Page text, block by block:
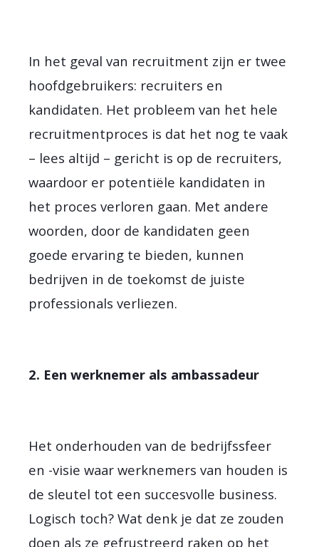
In het geval van recruitment zijn er twee
hoofdgebruikers: recruiters en
kandidaten. Het probleem van het hele
recruitmentproces is dat het nog te vaak
– lees altijd – gericht is op de recruiters,
waardoor er potentiële kandidaten in
het proces verloren gaan. Met andere
woorden, door de kandidaten geen
goede ervaring te bieden, kunnen
bedrijven in de toekomst de juiste
professionals verliezen.
2. Een werknemer als ambassadeur
Het onderhouden van de bedrijfssfeer
en -visie waar werknemers van houden is
de sleutel tot een succesvolle business.
Logisch toch? Wat denk je dat ze zouden
doen als ze gefrustreerd raken op het